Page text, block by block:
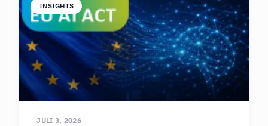
INSIGHTS
JULI 3, 2026